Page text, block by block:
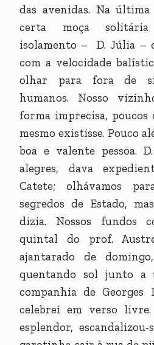
das avenidas. Na
certa moça
isolamento – D. Júlia –
com a velocidade
olhar para fora de
humanos. Nosso
forma imprecisa,
mesmo existisse. Pouco
boa e valente pessoa.
alegres, dava
Catete; olhávamos
segredos de Estado,
dizia. Nossos fundos
quintal do prof.
ajantarado de
quentando sol junto a
companhia de Georges
celebrei em verso
esplendor,